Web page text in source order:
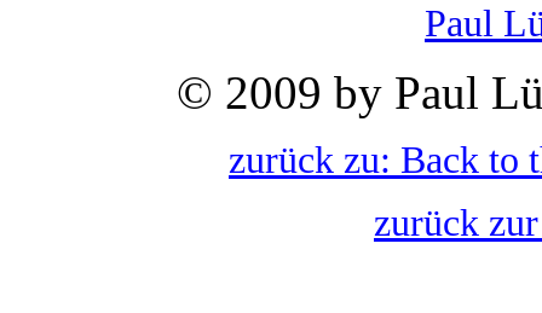
Paul
© 2009 by Paul
zurück zu: Back to
zurück